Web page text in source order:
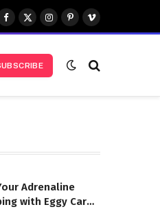
Facebook
X
(Twitter)
Instagram
Pinterest
Vimeo
Adrenaline
with Eggy Car